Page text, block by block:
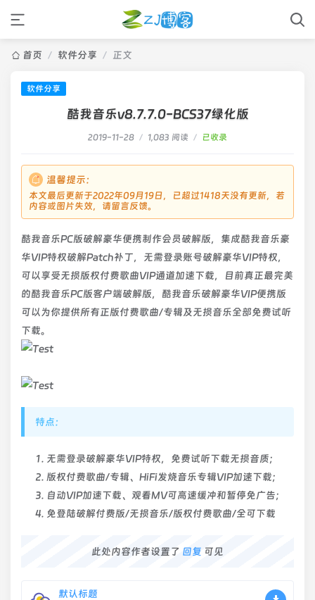
首页 / 软件分享 / 正文
软件分享
酷我音乐v8.7.7.0-BCS37绿化版
2019-11-28 / 1,083 阅读 / 已收录
温馨提示：
本文最后更新于2022年09月19日，已超过1418天没有更新，若
内容或图片失效，请留言反馈。
酷我音乐PC版破解豪华便携制作会员破解版，集成酷我音乐豪
华VIP特权破解Patch补丁，无需登录账号破解豪华VIP特权，
可以享受无损版权付费歌曲VIP通道加速下载，目前真正最完美
的酷我音乐PC版客户端破解版，酷我音乐破解豪华VIP便携版
可以为你提供所有正版付费歌曲/专辑及无损音乐全部免费试听
下载。
特点：
无需登录破解豪华VIP特权，免费试听下载无损音质；
版权付费歌曲/专辑、HiFi发烧音乐专辑VIP加速下载；
自动VIP加速下载、观看MV可高速缓冲和暂停免广告；
免登陆破解付费版/无损音乐/版权付费歌曲/全可下载
此处内容作者设置了 回复 可见
默认标题